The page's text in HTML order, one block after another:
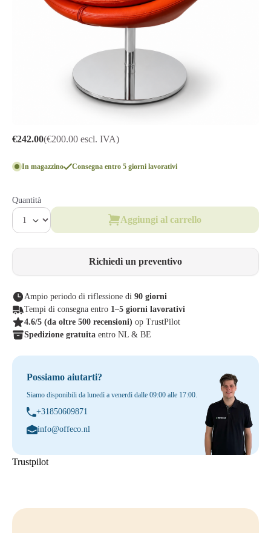
€242.00(€200.00 escl. IVA)
In magazzino Consegna entro 5 giorni lavorativi
Quantità
Aggiungi al carrello
Richiedi un preventivo
Ampio periodo di riflessione di 90 giorni
Tempi di consegna entro 1–5 giorni lavorativi
4.6/5 (da oltre 500 recensioni) op TrustPilot
Spedizione gratuita entro NL & BE
Possiamo aiutarti?
Siamo disponibili da lunedì a venerdì dalle 09:00 alle 17:00.
+31850609871
info@offeco.nl
Trustpilot